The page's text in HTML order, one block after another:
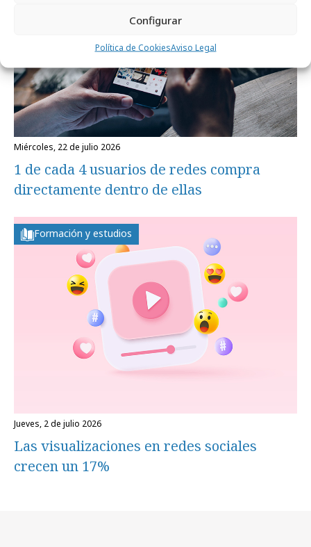
Configurar
Política de CookiesAviso Legal
miércoles, 22 de julio 2026
1 de cada 4 usuarios de redes compra
directamente dentro de ellas
Formación y estudios
jueves, 2 de julio 2026
Las visualizaciones en redes sociales
crecen un 17%